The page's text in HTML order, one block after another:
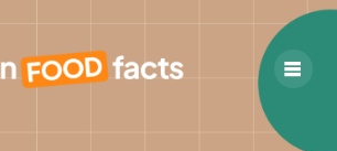
content